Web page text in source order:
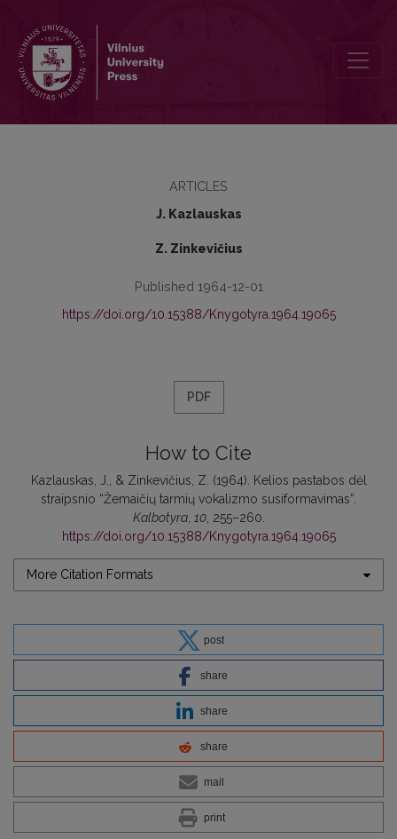
ARTICLES
J. Kazlauskas
Z. Zinkevičius
Published 1964-12-01
https://doi.org/10.15388/Knygotyra.1964.19065
PDF
How to Cite
Kazlauskas, J., & Zinkevičius, Z. (1964). Kelios pastabos dėl
straipsnio “Žemaičių tarmių vokalizmo susiformavimas”.
Kalbotyra, 10, 255–260.
https://doi.org/10.15388/Knygotyra.1964.19065
More Citation Formats
post
share
share
share
mail
print